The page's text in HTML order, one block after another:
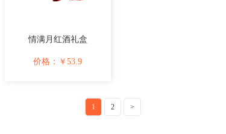
情满月红酒礼盒
价格： ￥53.9
1 2 >